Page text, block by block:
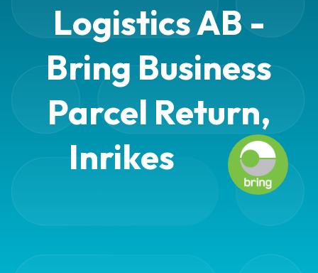
Logistics AB -
Bring Business
Parcel Return,
Inrikes